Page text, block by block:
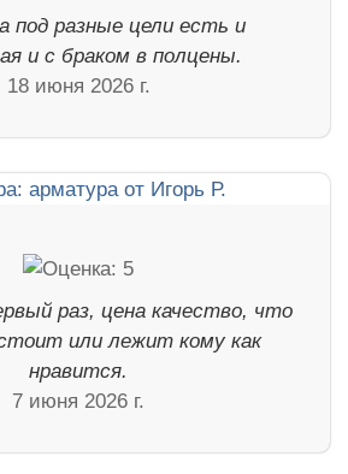
под разные цели есть и
и с браком в полцены.
18 июня 2026 г.
раз, цена качество, что
или лежит кому как
нравится.
7 июня 2026 г.